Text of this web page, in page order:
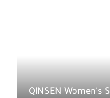
QINSEN Women's